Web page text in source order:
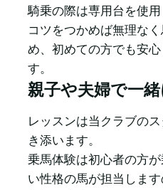
騎乗の際は専用台を使用
コツをつかめば無理な
め、初めての方でも安
す。
親子や夫婦で一
レッスンは当クラブの
き添います。
乗馬体験は初心者の方
い性格の馬が担当しま